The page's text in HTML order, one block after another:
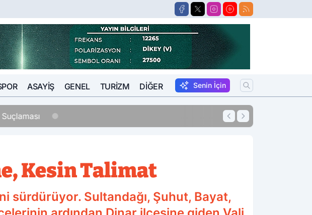
ASAYIŞ GENEL TURIZM DIĞER Senin İçin
11:54
Kesin Talimat
sürdürüyor. Sultandağı, Şuhut, Bayat,